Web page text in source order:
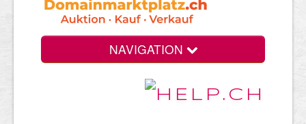
NAVIGATION